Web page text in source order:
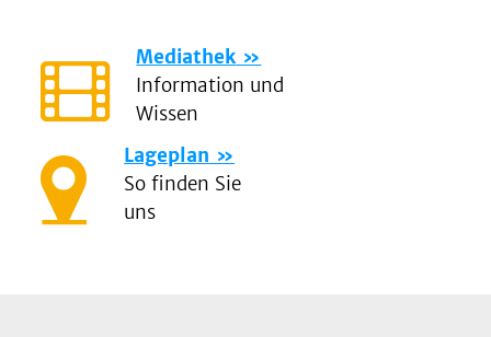
Verwendungszweck:
Mediathek
Information und
Wissen
Lageplan
So finden Sie
uns